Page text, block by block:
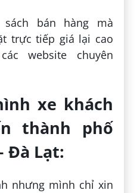
bán hàng mà
trực tiếp giá lại cao
website chuyên
xe khách
thành phố
Đà Lạt:
nhưng mình chỉ xin